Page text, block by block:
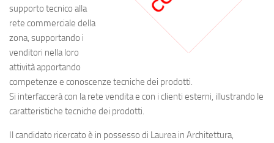
supporto tecnico alla
rete commerciale della
zona, supportando i
venditori nella loro
attività apportando
competenze e conoscenze tecniche dei prodotti.
Si interfaccerà con la rete vendita e con i clienti esterni, illustrando le
caratteristiche tecniche dei prodotti.
Il candidato ricercato è in possesso di Laurea in Architettura,